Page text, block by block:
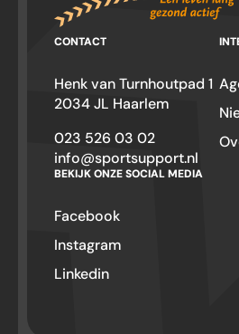
CONTACT
Henk van Turnhoutpad 1
2034 JL Haarlem
023 526 03 02
info@sportsupport.nl
BEKIJK ONZE SOCIAL MEDIA
Facebook
Instagram
Linkedin